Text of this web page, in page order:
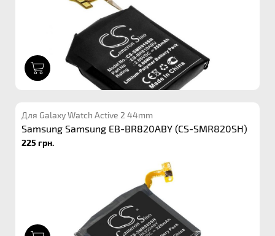
Для Galaxy Watch Active 2 44mm
Samsung Samsung EB-BR820ABY (CS-SMR820SH)
225 грн.